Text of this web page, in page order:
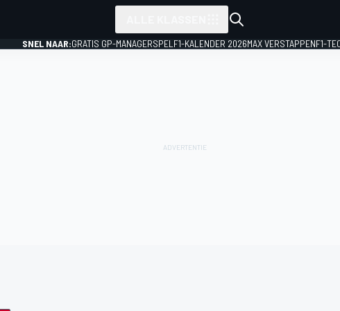
SNEL NAAR:GRATIS GP-MANAGERSPEL F1-KALENDER 2026MAX VERSTAPPENF1-